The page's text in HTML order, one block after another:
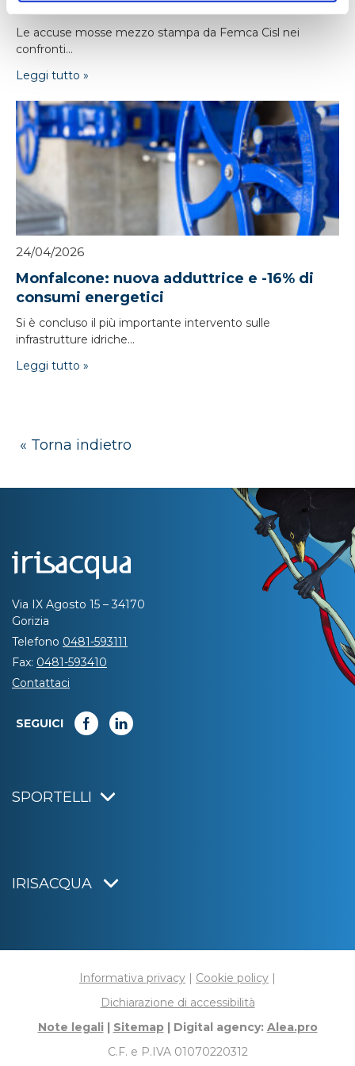
infondati e contraddetti dai...
Le accuse mosse mezzo stampa da Femca Cisl nei
confronti...
Leggi tutto »
24/04/2026
Monfalcone: nuova adduttrice e -16% di
consumi energetici
Si è concluso il più importante intervento sulle
infrastrutture idriche...
Leggi tutto »
« Torna indietro
Via IX Agosto 15 – 34170
Gorizia
Telefono 0481-593111
Fax: 0481-593410
Contattaci
SEGUICI
SPORTELLI
IRISACQUA
Informativa privacy | Cookie policy |
Dichiarazione di accessibilità
Note legali| Sitemap | Digital agency: Alea.pro
C.F. e P.IVA 01070220312